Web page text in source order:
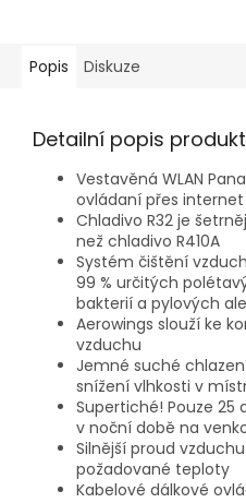
Popis Diskuze
Detailní popis
Vestavěná WLAN
ovládaní přes internet
Chladivo R32 je
než chladivo R410A
Systém čištění
99 % určitých
bakterií a pylových
Aerowings slouží ke
vzduchu
Jemné suché
snížení vlhkosti v
Supertiché! Pouze 25
v noční době na
Silnější proud
požadované teploty
Kabelové dálkové